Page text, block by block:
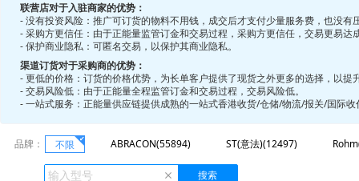
联营店对于入驻商家的优势：
- 没有投资风险：推广可订货的物料不用钱，成交后才支付少量服务费，也没有
- 采购方更信任：由于正能量监管订金和交易过程，采购方更信任，交易更易达
- 保护商业隐私：可匿名交易，以保护其商业隐私。
渠道订货对于采购商的优势：
- 更低的价格：订货的价格优势，为长单客户提供了现货之外更多的选择，以提
- 交易风险低：由于正能量全程监管订金和交易过程，交易风险低。
- 一站式服务：正能量供应链提供成熟的一站式香港收货/仓储/物流/报关/国际
品牌： 不限 ABRACON(55894) ST(意法)(12497)
Ecliptek(507)
TOSHIBA(东芝)(400)